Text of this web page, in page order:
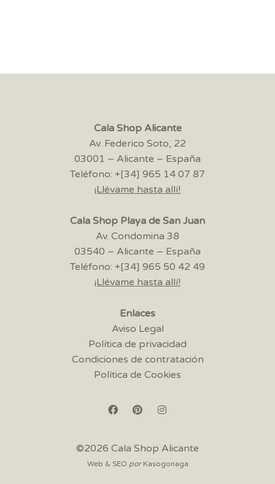
Cala Shop Alicante
Av. Federico Soto, 22
03001 – Alicante – España
Teléfono: +[34] 965 14 07 87
¡Llévame hasta allí!
Cala Shop Playa de San Juan
Av. Condomina 38
03540 – Alicante – España
Teléfono: +[34] 965 50 42 49
¡Llévame hasta allí!
Enlaces
Aviso Legal
Política de privacidad
Condiciones de contratación
Política de Cookies
©2026 Cala Shop Alicante
Web & SEO por Kasogonaga